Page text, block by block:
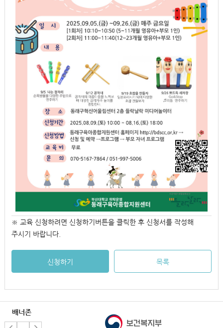
※ 교육 신청하려면 신청하기버튼을 클릭한 후 신청서를 작성해
주시기 바랍니다.
신청하기 목록
배너존